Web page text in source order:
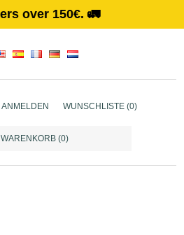
ANMELDEN WUNSCHLISTE (0)
WARENKORB (0)